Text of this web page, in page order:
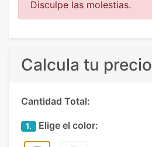
Disculpe las molestias.
Calcula tu precio
Cantidad Total:
1. Elige el color: